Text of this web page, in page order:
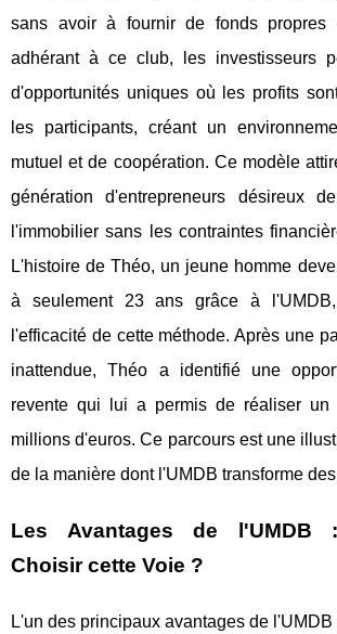
sans avoir à fournir de fonds propres
adhérant à ce club, les investisseurs
d'opportunités uniques où les profits
les participants, créant un
mutuel et de coopération. Ce modèle
génération d'entrepreneurs désireux
l'immobilier sans les contraintes
L'histoire de Théo, un jeune homme
à seulement 23 ans grâce à
l'efficacité de cette méthode. Après une
inattendue, Théo a identifié une
revente qui lui a permis de réaliser un
millions d'euros. Ce parcours est une
de la manière dont l'UMDB transforme
Les Avantages de l'UMDB
Choisir cette Voie ?
L'un des principaux avantages de